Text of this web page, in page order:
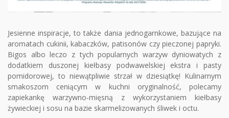
Jesienne inspiracje, to także dania jednogarnkowe, bazujące na
aromatach cukinii, kabaczków, patisonów czy pieczonej papryki.
Bigos albo leczo z tych popularnych warzyw dyniowatych z
dodatkiem duszonej kiełbasy podwawelskiej ekstra i pasty
pomidorowej, to niewątpliwie strzał w dziesiątkę! Kulinarnym
smakoszom ceniącym w kuchni oryginalność, polecamy
zapiekankę warzywno-mięsną z wykorzystaniem kiełbasy
żywieckiej i sosu na bazie skarmelizowanych śliwek i octu.